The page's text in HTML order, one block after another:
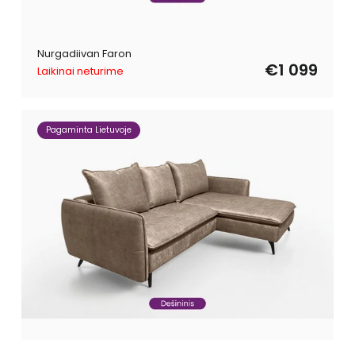
Nurgadiivan Faron
Laikinai neturime
€1 099
Pagaminta Lietuvoje